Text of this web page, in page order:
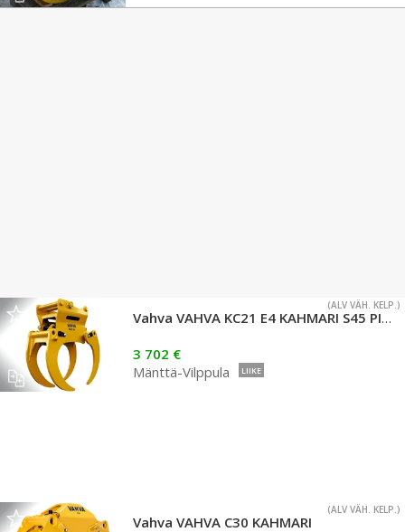
(ALV VÄH. KELP.)
Vahva VAHVA KC21 E4 KAHMARI S45 PIKAKIINNIKKEELLÄ
3 702 €
Mänttä-Vilppula
LIIKE
(ALV VÄH. KELP.)
Vahva VAHVA C30 KAHMARI